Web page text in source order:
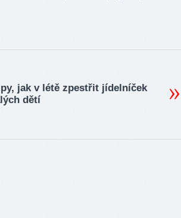
jak v létě zpestřit jídelníček
dětí